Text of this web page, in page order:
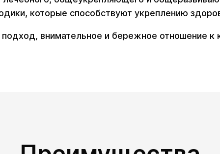
которые способствуют укреплению
внимательное и бережное отношение